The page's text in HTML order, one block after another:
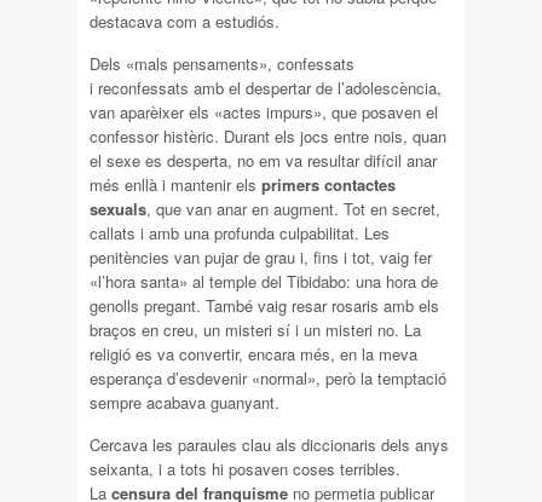
destacava com a estudiós.
Dels «mals pensaments», confessats
i reconfessats amb el despertar de l’adolescència,
van aparèixer els «actes impurs», que posaven el
confessor histèric. Durant els jocs entre nois, quan
el sexe es desperta, no em va resultar difícil anar
més enllà i mantenir els primers contactes
sexuals, que van anar en augment. Tot en secret,
callats i amb una profunda culpabilitat. Les
penitències van pujar de grau i, fins i tot, vaig fer
«l’hora santa» al temple del Tibidabo: una hora de
genolls pregant. També vaig resar rosaris amb els
braços en creu, un misteri sí i un misteri no. La
religió es va convertir, encara més, en la meva
esperança d’esdevenir «normal», però la temptació
sempre acabava guanyant.
Cercava les paraules clau als diccionaris dels anys
seixanta, i a tots hi posaven coses terribles.
La censura del franquisme no permetia publicar